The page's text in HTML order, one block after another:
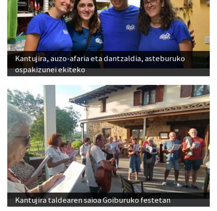
Kantujira, auzo-afaria eta dantzaldia, asteburuko
ospakizunei ekiteko
Kantujira taldearen saioa Goiburuko festetan